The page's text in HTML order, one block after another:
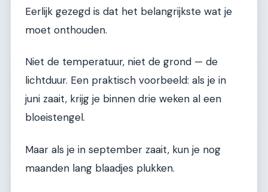
Eerlijk gezegd is dat het belangrijkste wat je
moet onthouden.
Niet de temperatuur, niet de grond — de
lichtduur. Een praktisch voorbeeld: als je in
juni zaait, krijg je binnen drie weken al een
bloeistengel.
Maar als je in september zaait, kun je nog
maanden lang blaadjes plukken.